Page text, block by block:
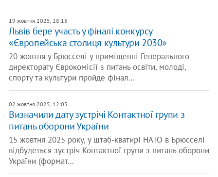
19 жовтня 2025, 18:15
Львів бере участь у фіналі конкурсу
«Європейська столиця культури 2030»
20 жовтня у Брюсселі у приміщенні Генерального
директорату Єврокомісії з питань освіти, молоді,
спорту та культури пройде фінал…
02 жовтня 2025, 12:03
Визначили дату зустрічі Контактної групи з
питань оборони України
15 жовтня 2025 року, у штаб-кватирі НАТО в Брюсселі
відбудеться зустріч Контактної групи з питань оборони
України (формат…